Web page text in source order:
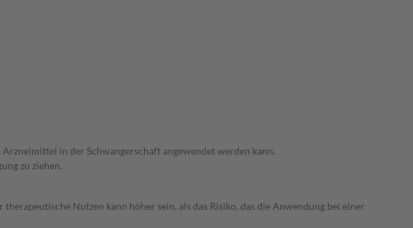
in der Schwangerschaft angewendet werden kann.
zu ziehen.
Nutzen kann höher sein, als das Risiko, das die Anwendung bei einer